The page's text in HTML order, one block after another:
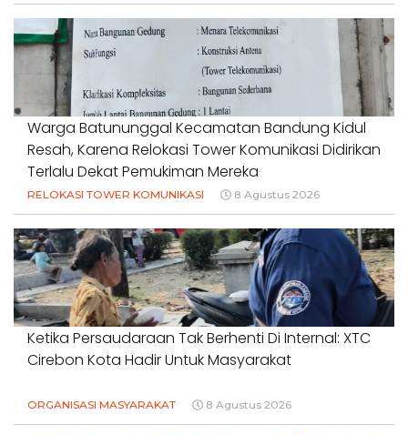
Warga Batununggal Kecamatan Bandung Kidul
Resah, Karena Relokasi Tower Komunikasi Didirikan
Terlalu Dekat Pemukiman Mereka
RELOKASI TOWER KOMUNIKASI 8 Agustus 2026
Ketika Persaudaraan Tak Berhenti Di Internal: XTC
Cirebon Kota Hadir Untuk Masyarakat
ORGANISASI MASYARAKAT 8 Agustus 2026